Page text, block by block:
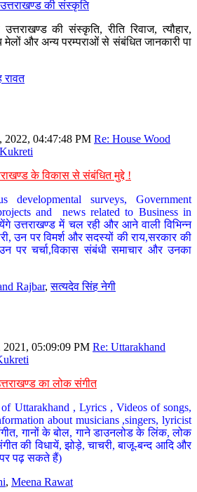
की संस्कृति
की संस्कृति, रीति रिवाज, त्यौहार,
मेलों और अन्य परम्पराओं से संबंधित जानकारी पा
रावत
2022, 04:47:48 PM Re: House Wood
के विकास से संबंधित मुद्दे !
developmental surveys, Government
and news related to Business in
उत्तराखण्ड में चल रही और आने वाली विभिन्न
उन पर विमर्श और सदस्यों की राय,सरकार की
पर चर्चा,विकास संबंधी समाचार और उनका
Rajbar,सत्यदेव सिंह नेगी
2021, 05:09:09 PM Re: Uttarakhand
का लोक संगीत
Uttarakhand , Lyrics , Videos of songs,
about musicians ,singers, lyricist
गानों के बोल, गाने डाउनलोड के लिंक, लोक
की विधायें, झोड़े, चाचरी, बाजू-बन्द आदि और
पर पढ़ सकते हैं)
, Meena Rawat